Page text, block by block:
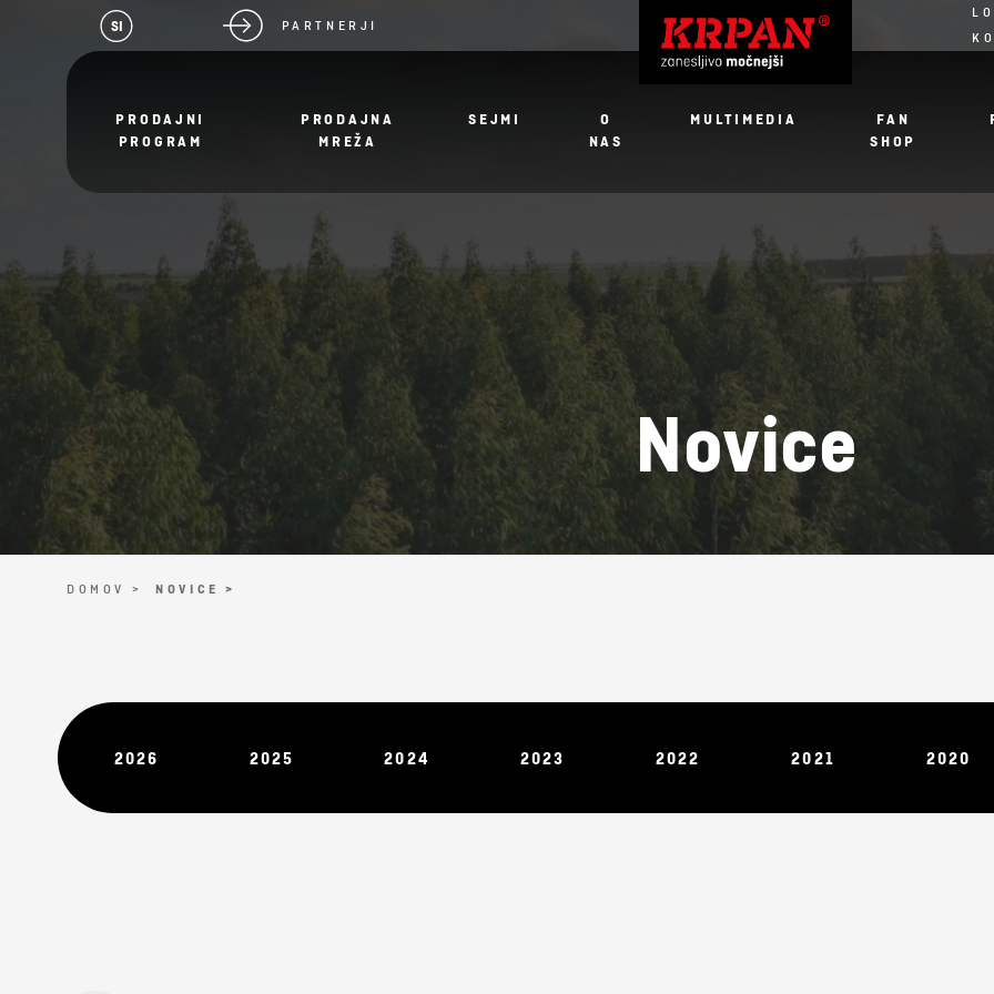
SI PARTNERJI
PRODAJNI
PROGRAM
PRODAJNA
MREŽA
SEJMI
O
NAS
MULTIMEDIA
FAN
SHOP
Novice
DOMOV > NOVICE >
2026 2025 2024 2023 2022 2021 2020